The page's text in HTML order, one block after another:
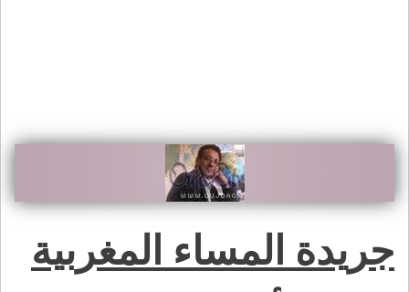
جريدة المساء المغربية